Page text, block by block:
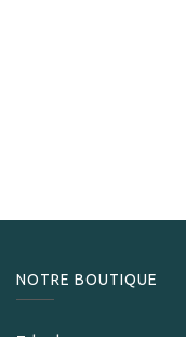
NOTRE BOUTIQUE